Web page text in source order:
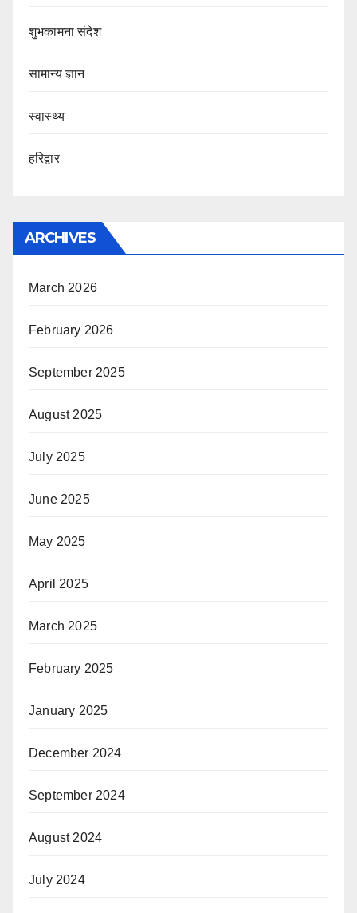
शुभकामना संदेश
सामान्य ज्ञान
स्वास्थ्य
हरिद्वार
ARCHIVES
March 2026
February 2026
September 2025
August 2025
July 2025
June 2025
May 2025
April 2025
March 2025
February 2025
January 2025
December 2024
September 2024
August 2024
July 2024